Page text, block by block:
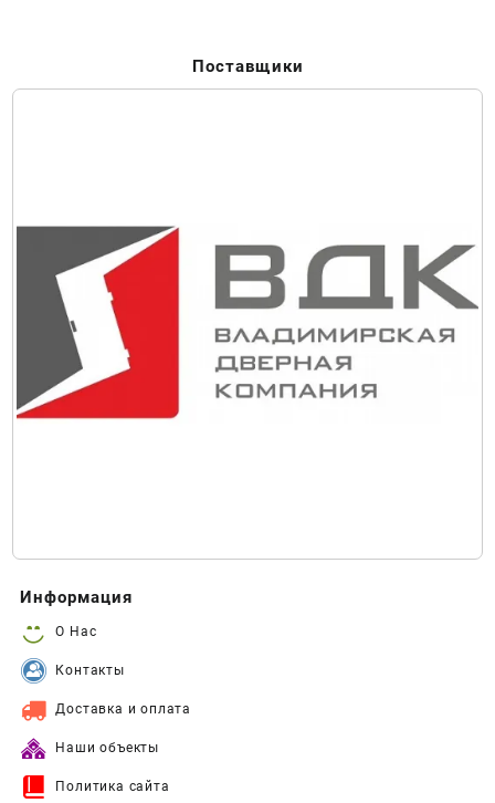
Поставщики
Информация
О Нас
Контакты
Доставка и оплата
Наши объекты
Политика сайта